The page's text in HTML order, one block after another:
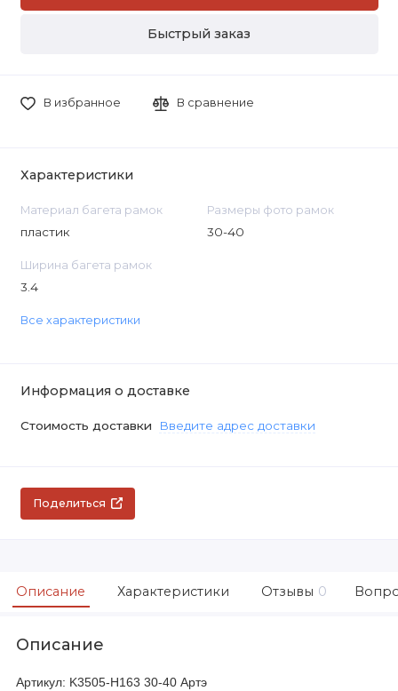
Быстрый заказ
В избранное В сравнение
Характеристики
Материал багета рамок
пластик
Размеры фото рамок
30-40
Ширина багета рамок
3.4
Все характеристики
Информация о доставке
Стоимость доставки Введите адрес доставки
Поделиться
Описание Характеристики Отзывы 0
Описание
Артикул: K3505-H163 30-40 Артэ